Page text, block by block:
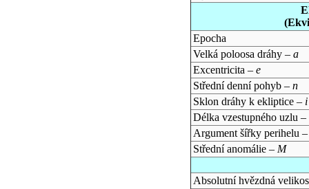
Epocha
Velká poloosa dráhy – a
Excentricita – e
Střední denní pohyb – n
Sklon dráhy k ekliptice – i
Délka vzestupného uzlu –
Argument šířky perihelu
Střední anomálie – M
Absolutní hvězdná